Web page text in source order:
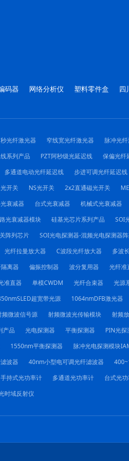
码器 网络分析仪 塑料零件盒 四
光纤激光器 窄线宽光纤激光器 脉冲光
系列产品 PZT阿秒级光延迟线 保偏光纤
多通道电动光纤延迟线 步进可调光纤延迟线
开关 NS光开关 2x2直通磁光开关
衰减器 台式光衰减器 机械式光衰减器
光衰减器模块 硅基光芯片系列产品 SOI
阵列芯片 SOI光电探测器-混频光电探测器
光纤拉曼放大器 C波段光纤放大器 多波
离器 偏振控制器 波分复用器 光纤准
准直器 单模CWDM 光纤合束器 光源
超宽带光源 1064nmDFB激光器
频微波信号源 射频微波光传输模块 射频
产品 光电探测器 平衡探测器 PIN光探
1550nm平衡探测器 脉冲光电探测模块
波器 40nm小型电可调光纤滤波器
手持式光功率计 多通道光功率计 台式光
时域反射仪